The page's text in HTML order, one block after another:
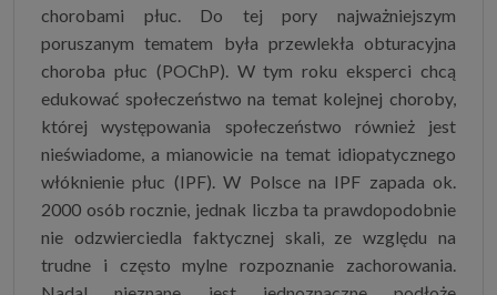
chorobami płuc. Do tej pory najważniejszym
poruszanym tematem była przewlekła obturacyjna
choroba płuc (POChP). W tym roku eksperci chcą
edukować społeczeństwo na temat kolejnej choroby,
której występowania społeczeństwo również jest
nieświadome, a mianowicie na temat idiopatycznego
włóknienie płuc (IPF). W Polsce na IPF zapada ok.
2000 osób rocznie, jednak liczba ta prawdopodobnie
nie odzwierciedla faktycznej skali, ze względu na
trudne i często mylne rozpoznanie zachorowania.